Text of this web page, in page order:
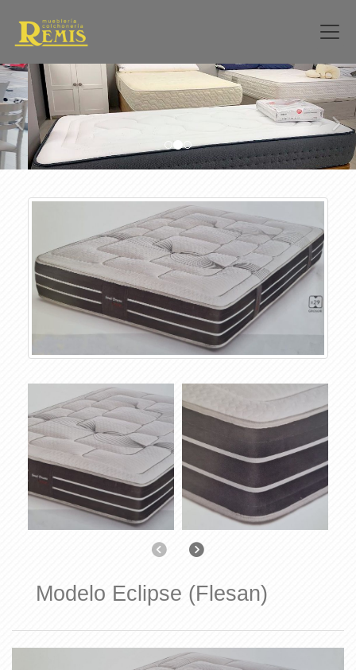
prev
AnteriorSiguiente
Modelo Eclipse (Flesan)